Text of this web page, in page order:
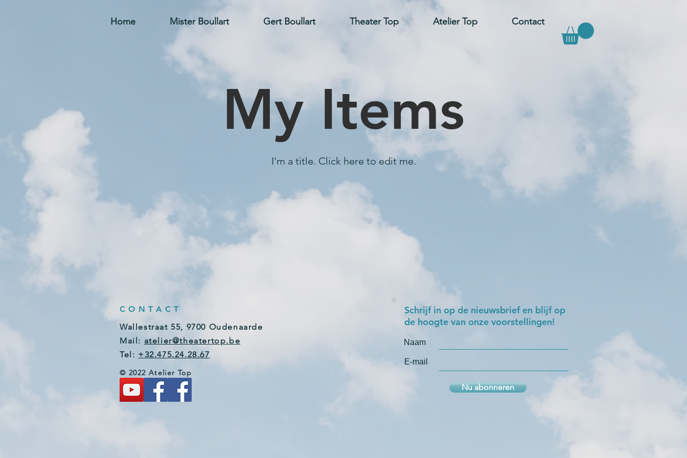
Home Mister Boullart Gert Boullart Theater Top Atelier Top Contact
My Items
I'm a title. ​Click here to edit me.
CONTACT
Wallestraat 55, 9700 Oudenaarde
Mail: atelier@theatertop.be
Tel: +32.475.24.28.67
© 2022 Atelier Top
Schrijf in op de nieuwsbrief en blijf op
de hoogte van onze voorstellingen!
Naam
E-mail
Nu abonneren